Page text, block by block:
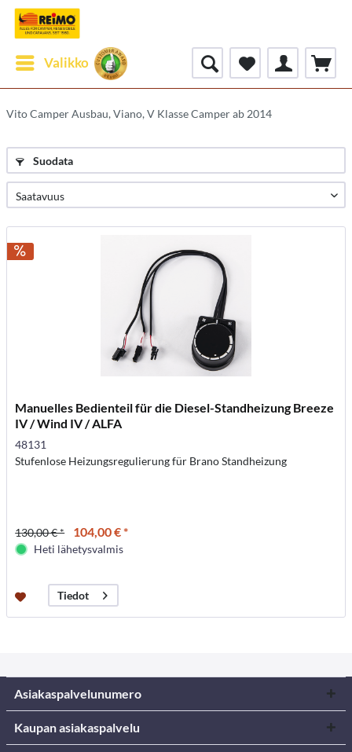
Valikko
Vito Camper Ausbau, Viano, V Klasse Camper ab 2014
Suodata
Manuelles Bedienteil für die Diesel-Standheizung Breeze
IV / Wind IV / ALFA
48131
Stufenlose Heizungsregulierung für Brano Standheizung
130,00 € * 104,00 € *
Heti lähetysvalmis
Tiedot
Asiakaspalvelunumero
Kaupan asiakaspalvelu